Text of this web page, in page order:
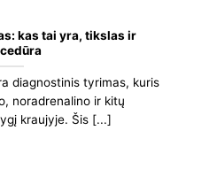
kas tai yra, tikslas ir
diagnostinis tyrimas, kuris
noradrenalino ir kitų
kraujyje. Šis [...]